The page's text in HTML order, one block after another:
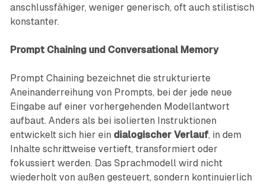
anschlussfähiger, weniger generisch, oft auch stilistisch
konstanter.
Prompt Chaining und Conversational Memory
Prompt Chaining bezeichnet die strukturierte
Aneinanderreihung von Prompts, bei der jede neue
Eingabe auf einer vorhergehenden Modellantwort
aufbaut. Anders als bei isolierten Instruktionen
entwickelt sich hier ein dialogischer Verlauf, in dem
Inhalte schrittweise vertieft, transformiert oder
fokussiert werden. Das Sprachmodell wird nicht
wiederholt von außen gesteuert, sondern kontinuierlich